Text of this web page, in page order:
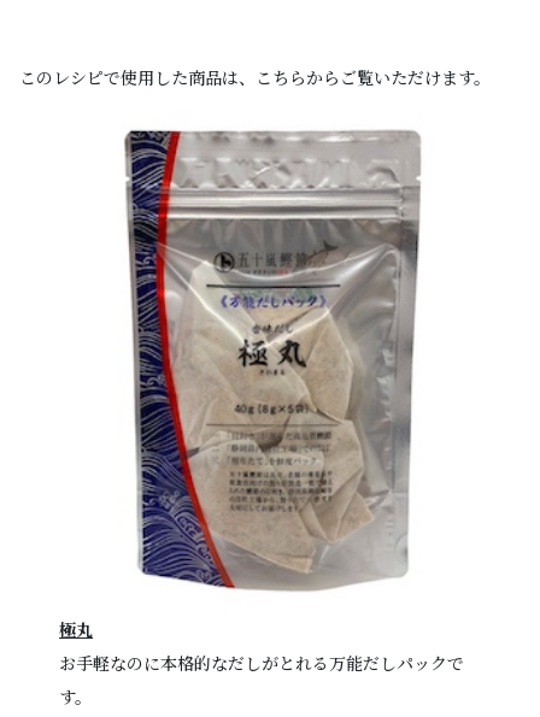
このレシピで使用した商品は、こちらからご覧いただけます。
極丸
お手軽なのに本格的なだしがとれる万能だしパックで
す。